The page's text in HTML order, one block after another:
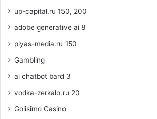
up-capital.ru 150, 200
adobe generative ai 8
plyas-media.ru 150
Gambling
ai chatbot bard 3
vodka-zerkalo.ru 20
Golisimo Casino